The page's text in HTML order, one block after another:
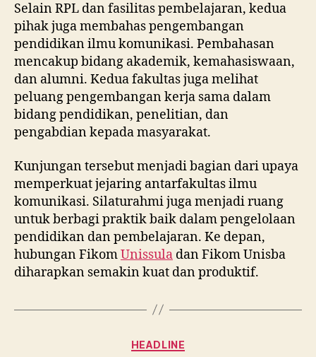
Selain RPL dan fasilitas pembelajaran, kedua
pihak juga membahas pengembangan
pendidikan ilmu komunikasi. Pembahasan
mencakup bidang akademik, kemahasiswaan,
dan alumni. Kedua fakultas juga melihat
peluang pengembangan kerja sama dalam
bidang pendidikan, penelitian, dan
pengabdian kepada masyarakat.
Kunjungan tersebut menjadi bagian dari upaya
memperkuat jejaring antarfakultas ilmu
komunikasi. Silaturahmi juga menjadi ruang
untuk berbagi praktik baik dalam pengelolaan
pendidikan dan pembelajaran. Ke depan,
hubungan FikomUnissula dan Fikom Unisba
diharapkan semakin kuat dan produktif.
Categories
HEADLINE